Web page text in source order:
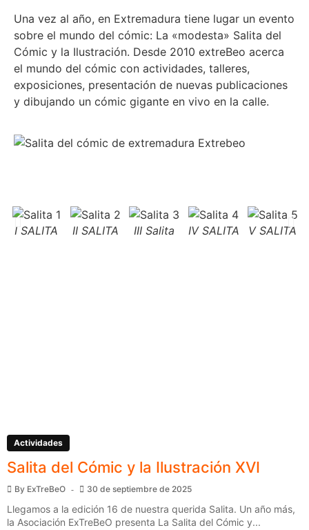
Una vez al año, en Extremadura tiene lugar un evento
sobre el mundo del cómic: La «modesta» Salita del
Cómic y la Ilustración. Desde 2010 extreBeo acerca
el mundo del cómic con actividades, talleres,
exposiciones, presentación de nuevas publicaciones
y dibujando un cómic gigante en vivo en la calle.
I SALITA II SALITA III Salita IV SALITA V SALITA
Actividades
Salita del Cómic y la Ilustración XVI
By ExTreBeO 30 de septiembre de 2025
Llegamos a la edición 16 de nuestra querida Salita. Un año más,
la Asociación ExTreBeO presenta La Salita del Cómic y...